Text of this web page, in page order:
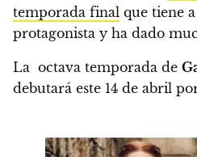
temporada final que tiene
protagonista y ha dado
La octava temporada de
debutará este 14 de abril